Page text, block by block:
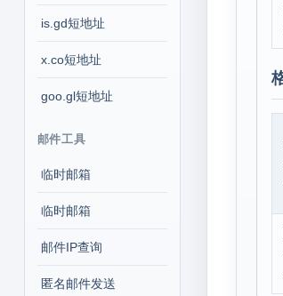
is.gd短地址
x.co短地址
goo.gl短地址
邮件工具
临时邮箱
临时邮箱
邮件IP查询
匿名邮件发送